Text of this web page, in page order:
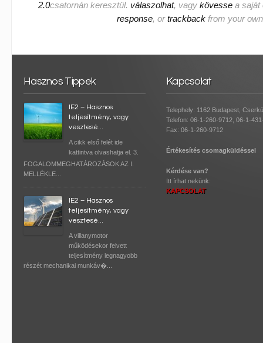
2.0csatornán keresztül. válaszolhat, vagykövesse a saját
response, ortrackback from your
Hasznos Tippek
IE2 – Hasznos
teljesítmény, vagy
vesztesé...
A cikk első felét ide
kattintva olvashatja el. 3.
FOGALOMMEGHATÁROZÁSOK AZ I.
MELLÉKLE...
IE2 – Hasznos
teljesítmény, vagy
vesztesé...
A villanymotor
működésekor felvett
teljesítmény legnagyobb
részét mechanikai munkáv�...
Kapcsolat
Telephely: 1162 Budapest,
Telefon: 06-1-260-9712, 06-1-
Fax: 06-1-260-9712
Értékesítés csomagküldéssel
Kérdése van?
Itt írhat nekünk:
KAPCSOLAT